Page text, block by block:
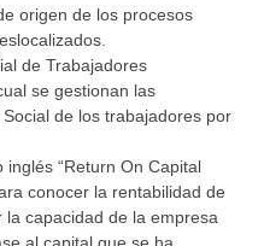
origen de los procesos
de Trabajadores
se gestionan las
de los trabajadores por
“Return On Capital
conocer la rentabilidad de
capacidad de la empresa
al capital que se ha